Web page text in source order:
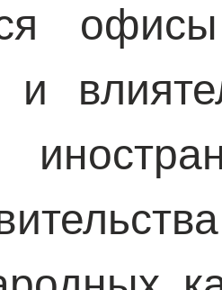
и